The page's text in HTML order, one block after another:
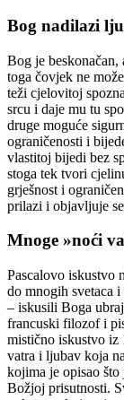
Bog nadilazi
Bog je
toga čovjek ne
teži cjelovitoj
srcu i daje mu tu
druge moguće
ograničenosti i
vlastitoj bijedi bez
stoga tek tvori
grješnost i
prilazi i objavljuje
Mnoge »noći
Pascalovo iskustvo
do mnogih svetaca
– iskusili Boga
francuski filozof i
mistično iskustvo iz
vatra i ljubav koja
kojima je opisao
Božjoj prisutnosti.